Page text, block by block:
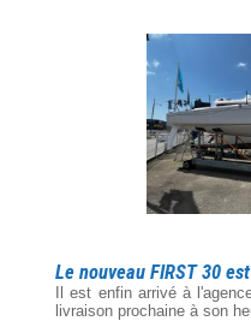
Le nouveau FIRST 30
Il est enfin arrivé à
livraison prochaine à son